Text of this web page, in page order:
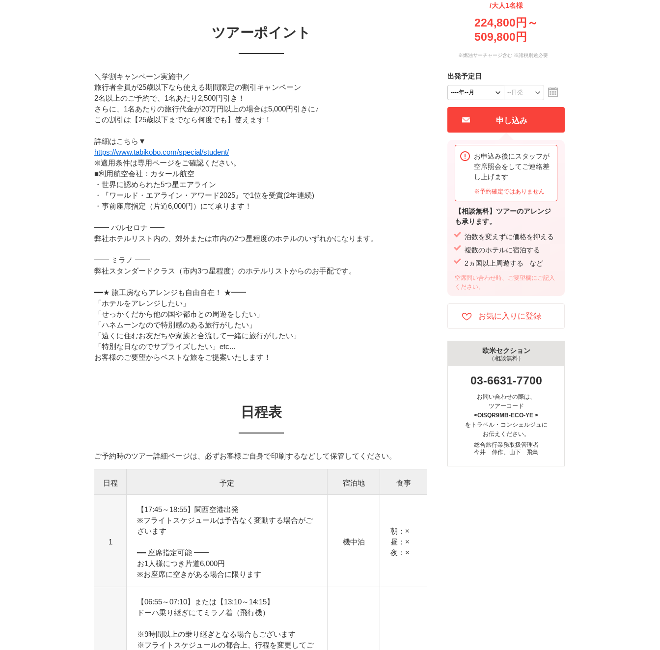
ツアーポイント
＼学割キャンペーン実施中／
旅行者全員が25歳以下なら使える期間限定の割引キャンペーン
2名以上のご予約で、1名あたり2,500円引き！
さらに、1名あたりの旅行代金が20万円以上の場合は5,000円引きに♪
この割引は【25歳以下までなら何度でも】使えます！
詳細はこちら▼
https://www.tabikobo.com/special/student/
※適用条件は専用ページをご確認ください。
■利用航空会社：カタール航空
・世界に認められた5つ星エアライン
・『ワールド・エアライン・アワード2025』で1位を受賞(2年連続)
・事前座席指定（片道6,000円）にて承ります！
━━ バルセロナ ━━
弊社ホテルリスト内の、郊外または市内の2つ星程度のホテルのいずれかになります。
━━ ミラノ ━━
弊社スタンダードクラス（市内3つ星程度）のホテルリストからのお手配です。
━━★ 旅工房ならアレンジも自由自在！ ★━━
「ホテルをアレンジしたい」
「せっかくだから他の国や都市との周遊をしたい」
「ハネムーンなので特別感のある旅行がしたい」
「遠くに住むお友だちや家族と合流して一緒に旅行がしたい」
「特別な日なのでサプライズしたい」etc...
お客様のご要望からベストな旅をご提案いたします！
日程表
ご予約時のツアー詳細ページは、必ずお客様ご自身で印刷するなどして保管してください。
日程 予定 宿泊地 食事
1
【17:45～18:55】関西空港出発
※フライトスケジュールは予告なく変動する場合がご
ざいます
━━ 座席指定可能 ━━
お1人様につき片道6,000円
※お座席に空きがある場合に限ります
機中泊
朝：×
昼：×
夜：×
【06:55～07:10】または【13:10～14:15】
ドーハ乗り継ぎにてミラノ着（飛行機）
※9時間以上の乗り継ぎとなる場合もございます
※フライトスケジュールの都合上、行程を変更してご
/大人1名様
224,800円～
509,800円
※燃油サーチャージ含む ※諸税別途必要
出発予定日
申し込み
お申込み後にスタッフが
空席照会をしてご連絡差
し上げます
※予約確定ではありません
【相談無料】ツアーのアレンジ
も承ります。
泊数を変えずに価格を抑える
複数のホテルに宿泊する
2ヵ国以上周遊する など
空席問い合わせ時、ご要望欄にご記入
ください。
欧米セクション
（相談無料）
03-6631-7700
お問い合わせの際は、
ツアーコード
<OISQR9MB-ECO-YE >
をトラベル・コンシェルジュに
お伝えください。
総合旅行業務取扱管理者
今井 伸作、山下 飛鳥